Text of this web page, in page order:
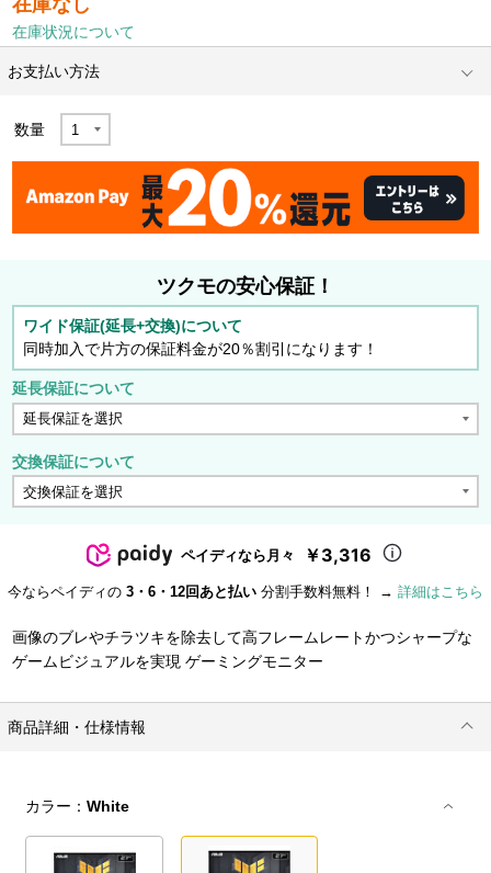
在庫なし
在庫状況について
お支払い方法
数量
ツクモの安心保証！
ワイド保証(延長+交換)について
同時加入で片方の保証料金が20％割引になります！
延長保証について
交換保証について
ペイディなら月々 ￥3,316
今ならペイディの 3・6・12回あと払い 分割手数料無料！ → 詳細はこちら
画像のブレやチラツキを除去して高フレームレートかつシャープな
ゲームビジュアルを実現 ゲーミングモニター
商品詳細・仕様情報
カラー：White